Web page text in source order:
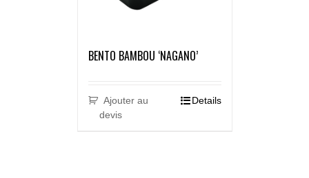
BENTO BAMBOU ‘NAGANO’
Ajouter au
devis
Details